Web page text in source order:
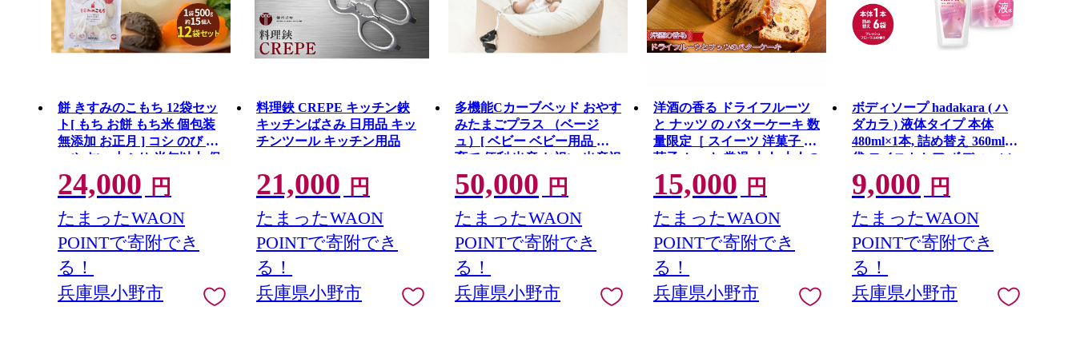
餅 きすみのこもち 12袋セッ
ト[ もち お餅 もち米 個包装
無添加 お正月 ] コシ のび 食
べやすい 小ぶり 半年以上 保
存 可能 安心 安全
24,000 円
たまったWAON
POINTで寄附でき
る！
兵庫県小野市
料理鋏 CREPE キッチン鋏
キッチンばさみ 日用品 キッ
チンツール キッチン用品
21,000 円
たまったWAON
POINTで寄附でき
る！
兵庫県小野市
多機能Cカーブベッド おやす
みたまごプラス （ベージ
ュ）[ ベビー ベビー用品 子
育て 便利 出産 お祝い 出産祝
い プレゼント 防災 ]
50,000 円
たまったWAON
POINTで寄附でき
る！
兵庫県小野市
洋酒の香る ドライフルーツ
と ナッツ の バターケーキ 数
量限定［ スイーツ 洋菓子 焼
菓子 ケーキ 常温 大人 大人の
ケーキ ブランデー ラム酒 焼
き菓子 ギフト ]
15,000 円
たまったWAON
POINTで寄附でき
る！
兵庫県小野市
ボディソープ hadakara ( ハ
ダカラ ) 液体タイプ 本体
480ml×1本, 詰め替え 360ml×6
袋 モイストケア ボディーソ
ープ フレッシュフローラル
の香り 日用品 消耗品 バス用
品 大容量 いい 匂い ボディ
保湿 LION ライオン 液体石
鹸 石鹸 兵庫 兵庫県 小野市
9,000 円
たまったWAON
POINTで寄附でき
る！
兵庫県小野市